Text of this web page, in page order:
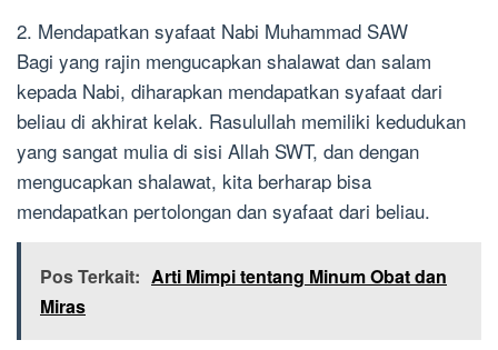
2. Mendapatkan syafaat Nabi Muhammad SAW
Bagi yang rajin mengucapkan shalawat dan salam
kepada Nabi, diharapkan mendapatkan syafaat dari
beliau di akhirat kelak. Rasulullah memiliki kedudukan
yang sangat mulia di sisi Allah SWT, dan dengan
mengucapkan shalawat, kita berharap bisa
mendapatkan pertolongan dan syafaat dari beliau.
Pos Terkait: Arti Mimpi tentang Minum Obat dan
Miras